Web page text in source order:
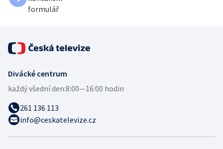
formulář
Divácké centrum
každý všední den:8:00—16:00 hodin
261 136 113
info@ceskatelevize.cz